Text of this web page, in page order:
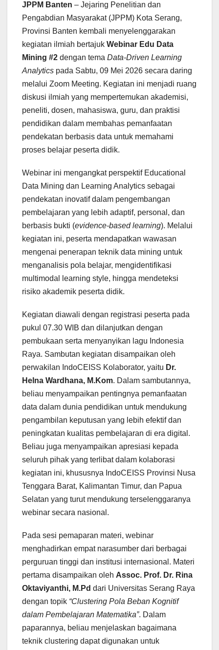
JPPM Banten – Jejaring Penelitian dan
Pengabdian Masyarakat (JPPM) Kota Serang,
Provinsi Banten kembali menyelenggarakan
kegiatan ilmiah bertajuk Webinar Edu Data
Mining #2 dengan tema Data-Driven Learning
Analytics pada Sabtu, 09 Mei 2026 secara daring
melalui Zoom Meeting. Kegiatan ini menjadi ruang
diskusi ilmiah yang mempertemukan akademisi,
peneliti, dosen, mahasiswa, guru, dan praktisi
pendidikan dalam membahas pemanfaatan
pendekatan berbasis data untuk memahami
proses belajar peserta didik.
Webinar ini mengangkat perspektif Educational
Data Mining dan Learning Analytics sebagai
pendekatan inovatif dalam pengembangan
pembelajaran yang lebih adaptif, personal, dan
berbasis bukti (evidence-based learning). Melalui
kegiatan ini, peserta mendapatkan wawasan
mengenai penerapan teknik data mining untuk
menganalisis pola belajar, mengidentifikasi
multimodal learning style, hingga mendeteksi
risiko akademik peserta didik.
Kegiatan diawali dengan registrasi peserta pada
pukul 07.30 WIB dan dilanjutkan dengan
pembukaan serta menyanyikan lagu Indonesia
Raya. Sambutan kegiatan disampaikan oleh
perwakilan IndoCEISS Kolaborator, yaitu Dr.
Helna Wardhana, M.Kom. Dalam sambutannya,
beliau menyampaikan pentingnya pemanfaatan
data dalam dunia pendidikan untuk mendukung
pengambilan keputusan yang lebih efektif dan
peningkatan kualitas pembelajaran di era digital.
Beliau juga menyampaikan apresiasi kepada
seluruh pihak yang terlibat dalam kolaborasi
kegiatan ini, khususnya IndoCEISS Provinsi Nusa
Tenggara Barat, Kalimantan Timur, dan Papua
Selatan yang turut mendukung terselenggaranya
webinar secara nasional.
Pada sesi pemaparan materi, webinar
menghadirkan empat narasumber dari berbagai
perguruan tinggi dan institusi internasional. Materi
pertama disampaikan oleh Assoc. Prof. Dr. Rina
Oktaviyanthi, M.Pd dari Universitas Serang Raya
dengan topik “Clustering Pola Beban Kognitif
dalam Pembelajaran Matematika”. Dalam
paparannya, beliau menjelaskan bagaimana
teknik clustering dapat digunakan untuk